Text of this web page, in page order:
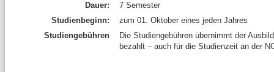
Dauer:
7 Semester
Studienbeginn:
zum 01. Oktober eines jeden Jahres
Studiengebühren
Die Studiengebühren übernimmt der
bezahlt – auch für die Studienzeit an der